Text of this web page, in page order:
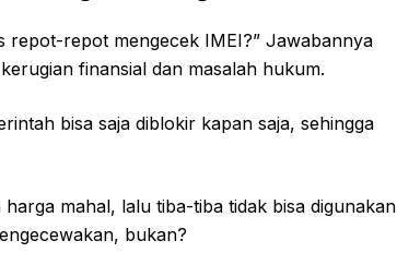
repot-repot mengecek IMEI?” Jawabannya
finansial dan masalah hukum.
bisa saja diblokir kapan saja, sehingga
mahal, lalu tiba-tiba tidak bisa digunakan
bukan?